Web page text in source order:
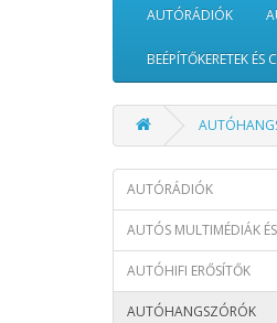
AUTÓRÁDIÓK
BEÉPÍTŐKERETEK
AUTÓRÁDIÓK
AUTÓS MULTIMÉDIÁK
AUTÓHIFI ERŐSÍTŐK
AUTÓHANGSZÓRÓK